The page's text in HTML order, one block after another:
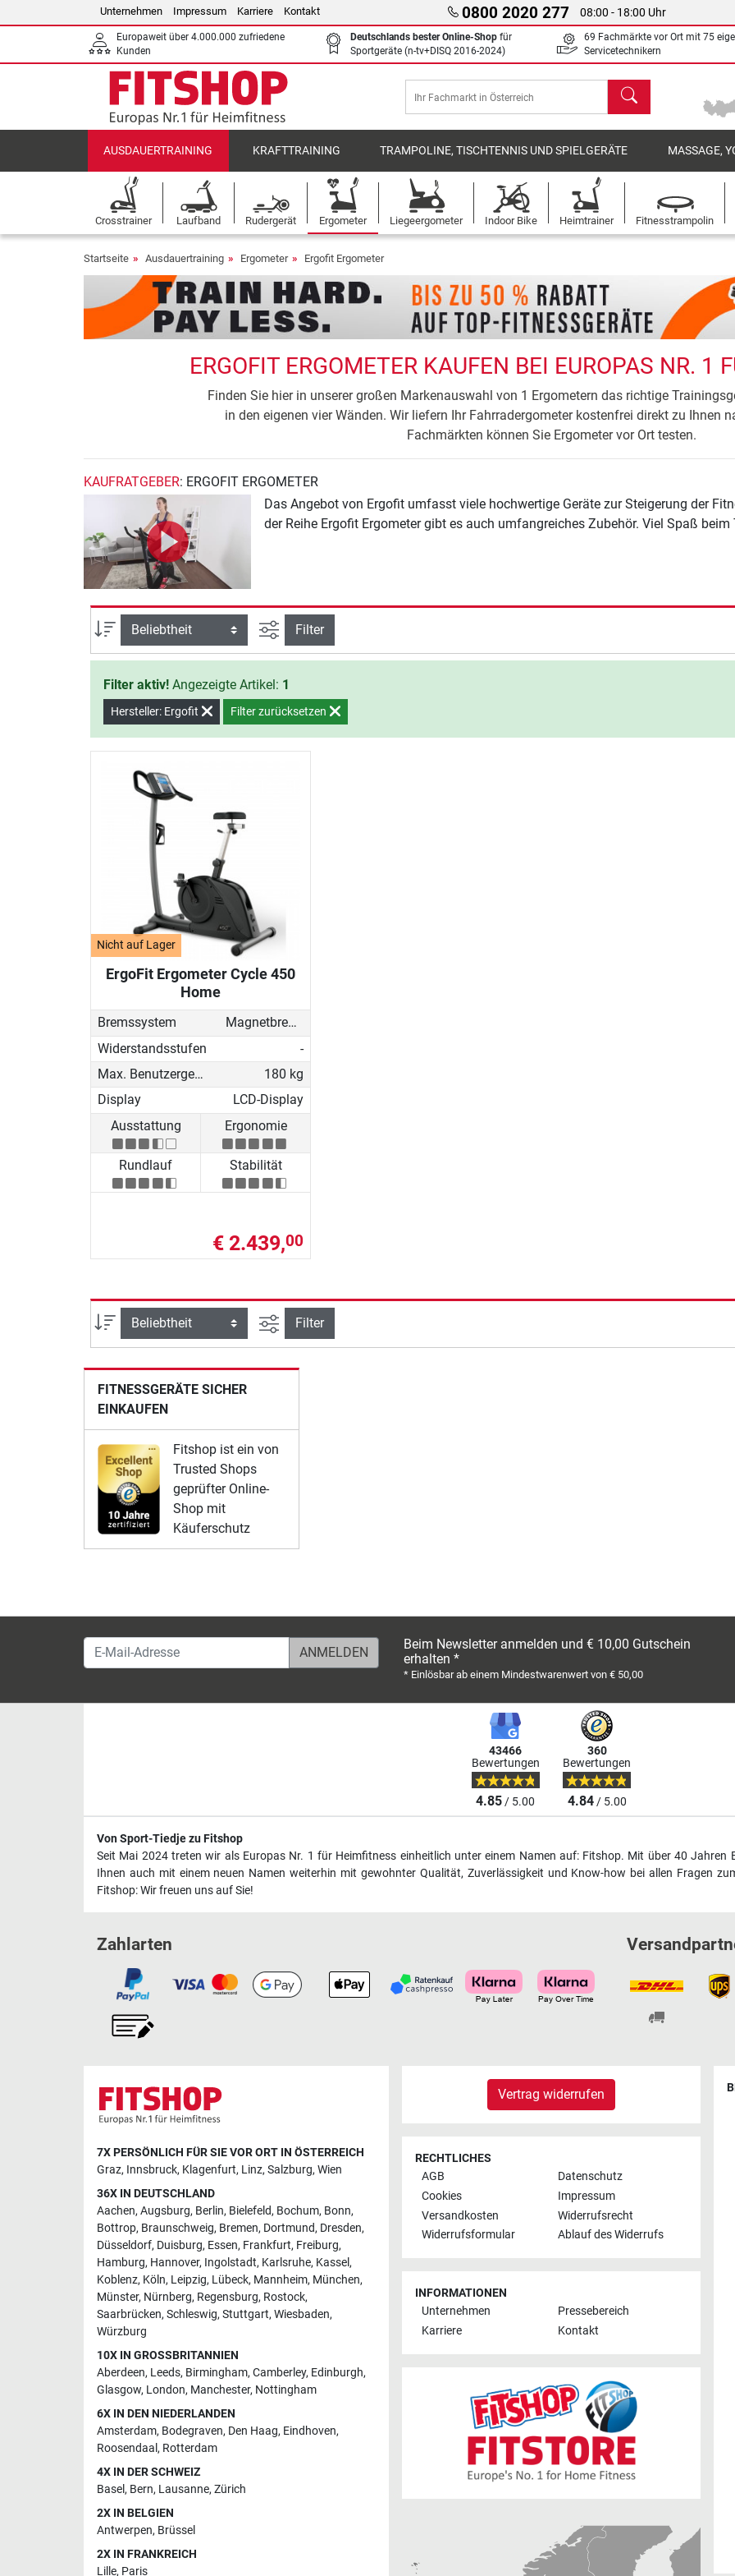
Unternehmen Impressum Karriere Kontakt 0800 2020 277 08:00 - 18:00 Uhr
Europaweit über 4.000.000 zufriedene
Kunden
Deutschlands bester Online-Shop für
Sportgeräte (n-tv+DISQ 2016-2024)
69 Fachmärkte vor Ort mit 75
Servicetechnikern
Suchen
AUSDAUERTRAINING KRAFTTRAINING TRAMPOLINE, TISCHTENNIS UND SPIELGERÄTE MASSAGE,
Crosstrainer Laufband Rudergerät Ergometer Liegeergometer Indoor Bike Heimtrainer Fitnesstrampolin
Startseite Ausdauertraining Ergometer Ergofit Ergometer
ERGOFIT ERGOMETER KAUFEN BEI EUROPAS NR. 1
Finden Sie hier in unserer großen Markenauswahl von 1 Ergometern das richtige
in den eigenen vier Wänden. Wir liefern Ihr Fahrradergometer kostenfrei direkt zu Ihnen
Fachmärkten können Sie Ergometer vor Ort testen.
KAUFRATGEBER: ERGOFIT ERGOMETER
Das Angebot von Ergofit umfasst viele hochwertige Geräte zur Steigerung der
der Reihe Ergofit Ergometer gibt es auch umfangreiches Zubehör. Viel Spaß
Sortierung Ansicht filtern
Filter
Filter aktiv! Angezeigte Artikel: 1
Hersteller: Ergofit Filter zurücksetzen
Nicht auf Lager
ErgoFit Ergometer Cycle 450
Home
Bremssystem
Magnetbremse (elektronisch)
Widerstandsstufen
-
Max. Benutzergewicht
180 kg
Display
LCD-Display
Ausstattung
Ergonomie
Rundlauf Stabilität
€ 2.439,00
Sortierung Ansicht filtern
Filter
FITNESSGERÄTE SICHER
EINKAUFEN
Fitshop ist ein von
Trusted Shops
geprüfter Online-
Shop mit
Käuferschutz
E-Mail-Adresse
Beim Newsletter anmelden und € 10,00 Gutschein
erhalten *
* Einlösbar ab einem Mindestwarenwert von € 50,00
43466
Bewertungen
4.85/ 5.00
360
Bewertungen
4.84/ 5.00
Von Sport-Tiedje zu Fitshop
Seit Mai 2024 treten wir als Europas Nr. 1 für Heimfitness einheitlich unter einem Namen auf: Fitshop. Mit über 40
Ihnen auch mit einem neuen Namen weiterhin mit gewohnter Qualität, Zuverlässigkeit und Know-how bei allen Fragen
Fitshop: Wir freuen uns auf Sie!
Zahlarten
7X PERSÖNLICH FÜR SIE VOR ORT IN ÖSTERREICH
Graz, Innsbruck, Klagenfurt, Linz, Salzburg, Wien
36X IN DEUTSCHLAND
Aachen, Augsburg, Berlin, Bielefeld, Bochum, Bonn,
Bottrop, Braunschweig, Bremen, Dortmund, Dresden,
Düsseldorf, Duisburg, Essen, Frankfurt, Freiburg,
Hamburg, Hannover, Ingolstadt, Karlsruhe, Kassel,
Koblenz, Köln, Leipzig, Lübeck, Mannheim, München,
Münster, Nürnberg, Regensburg, Rostock,
Saarbrücken, Schleswig, Stuttgart, Wiesbaden,
Würzburg
10X IN GROSSBRITANNIEN
Aberdeen, Leeds, Birmingham, Camberley, Edinburgh,
Glasgow, London, Manchester, Nottingham
6X IN DEN NIEDERLANDEN
Amsterdam, Bodegraven, Den Haag, Eindhoven,
Roosendaal , Rotterdam
4X IN DER SCHWEIZ
Basel, Bern, Lausanne, Zürich
2X IN BELGIEN
Antwerpen, Brüssel
2X IN FRANKREICH
Lille, Paris
Vertrag widerrufen
RECHTLICHES
AGB
Datenschutz
Cookies
Impressum
Versandkosten
Widerrufsrecht
Widerrufsformular
Ablauf des Widerrufs
INFORMATIONEN
Unternehmen
Pressebereich
Karriere
Kontakt